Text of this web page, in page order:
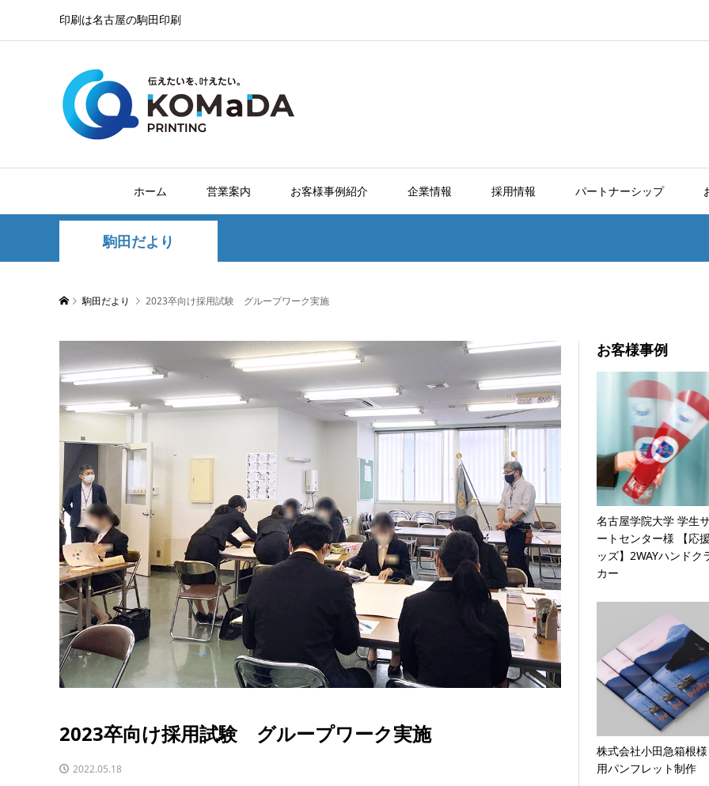
印刷は名古屋の駒田印刷
ホーム 営業案内 お客様事例紹介 企業情報 採用情報 パートナーシップ
駒田だより
駒田だより 2023卒向け採用試験 グループワーク実施
2023卒向け採用試験 グループワーク実施
2022.05.18
お客様事例
名古屋学院大学 学生
ートセンター様 【応
ッズ】2WAYハンドク
カー
株式会社小田急箱根
用パンフレット制作